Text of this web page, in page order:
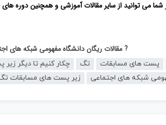
شما می توانید از سایر مقالات آموزشی و همچنین دوره های
? مقالات ریگان دانشگاه مفهومی شبکه های
پست های مسابقات تگ چکار کنیم تا دیگر
شبکه های اجتماعی زیر پست های مسابقات